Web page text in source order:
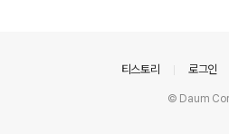
티스토리 로그인
© Daum